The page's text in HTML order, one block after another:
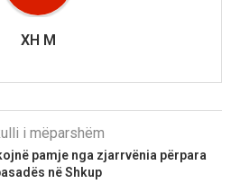
XH M
i mëparshëm
pamje nga zjarrvënia përpara
në Shkup